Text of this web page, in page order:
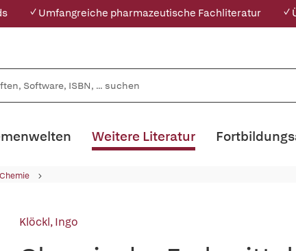
✓ Umfangreiche pharmazeutische Fachliteratur ✓
Weitere Literatur
Klöckl, Ingo